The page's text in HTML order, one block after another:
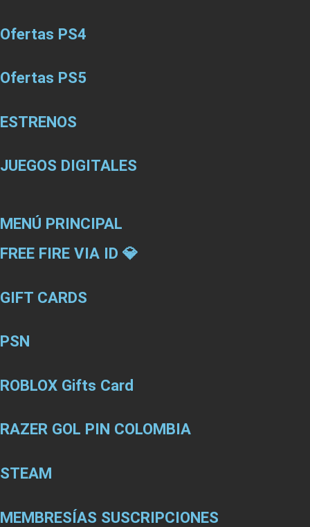
Ofertas PS4
Ofertas PS5
ESTRENOS
JUEGOS DIGITALES
MENÚ PRINCIPAL
FREE FIRE VIA ID 💎
GIFT CARDS
PSN
ROBLOX Gifts Card
RAZER GOL PIN COLOMBIA
STEAM
MEMBRESÍAS SUSCRIPCIONES